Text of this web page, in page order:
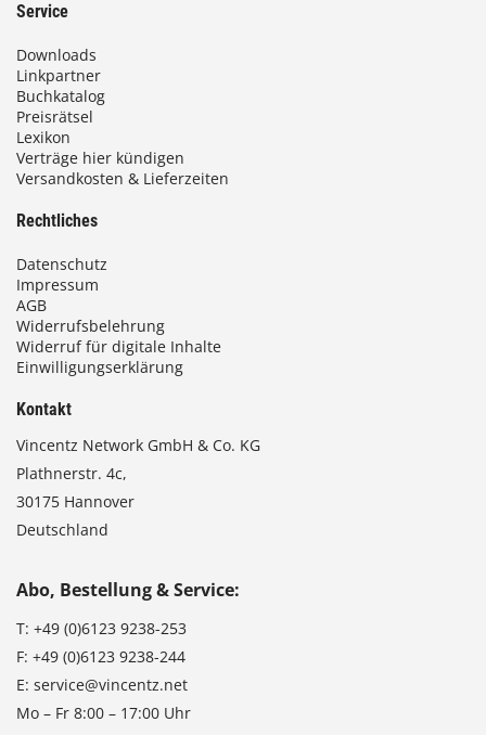
Service
Downloads
Linkpartner
Buchkatalog
Preisrätsel
Lexikon
Verträge hier kündigen
Versandkosten & Lieferzeiten
Rechtliches
Datenschutz
Impressum
AGB
Widerrufsbelehrung
Widerruf für digitale Inhalte
Einwilligungserklärung
Kontakt
Vincentz Network GmbH & Co. KG
Plathnerstr. 4c,
30175 Hannover
Deutschland
Abo, Bestellung & Service:
T: +49 (0)6123 9238-253
F: +49 (0)6123 9238-244
E: service@vincentz.net
Mo – Fr 8:00 – 17:00 Uhr